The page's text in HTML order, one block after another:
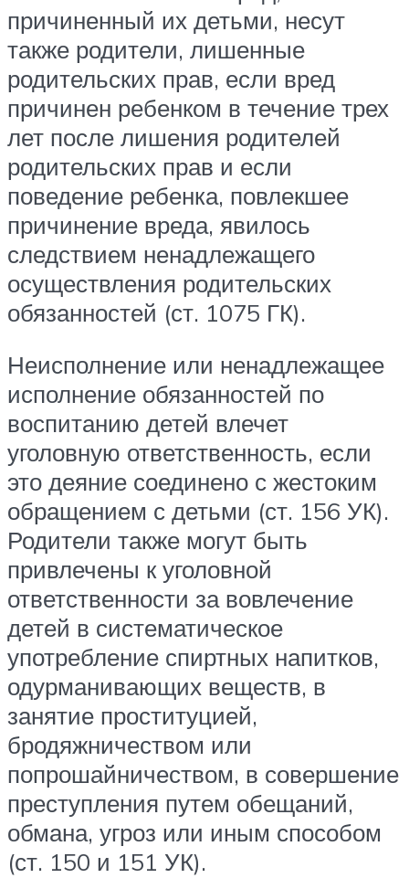
причиненный их детьми, несут
также родители, лишенные
родительских прав, если вред
причинен ребенком в течение трех
лет после лишения родителей
родительских прав и если
поведение ребенка, повлекшее
причинение вреда, явилось
следствием ненадлежащего
осуществления родительских
обязанностей (ст. 1075 ГК).
Неисполнение или ненадлежащее
исполнение обязанностей по
воспитанию детей влечет
уголовную ответственность, если
это деяние соединено с жестоким
обращением с детьми (ст. 156 УК).
Родители также могут быть
привлечены к уголовной
ответственности за вовлечение
детей в систематическое
употребление спиртных напитков,
одурманивающих веществ, в
занятие проституцией,
бродяжничеством или
попрошайничеством, в совершение
преступления путем обещаний,
обмана, угроз или иным способом
(ст. 150 и 151 УК).